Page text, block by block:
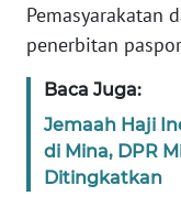
Pemasyarakatan
penerbitan
Baca Juga:
Jemaah Haji
di Mina, DPR
Ditingkatkan
TENTANG
PEDOMAN
MEDIA
SIBER